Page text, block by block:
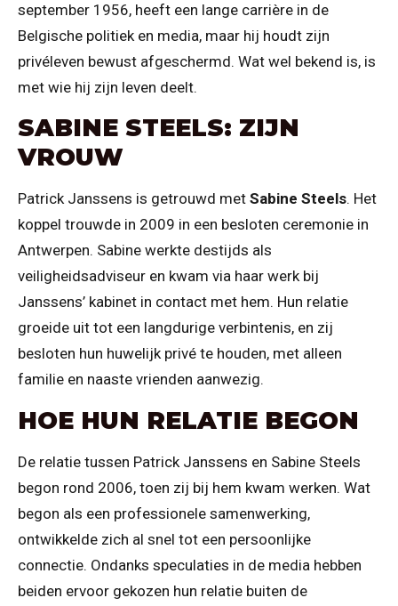
september 1956, heeft een lange carrière in de
Belgische politiek en media, maar hij houdt zijn
privéleven bewust afgeschermd. Wat wel bekend is, is
met wie hij zijn leven deelt.
SABINE STEELS: ZIJN
VROUW
Patrick Janssens is getrouwd met Sabine Steels. Het
koppel trouwde in 2009 in een besloten ceremonie in
Antwerpen. Sabine werkte destijds als
veiligheidsadviseur en kwam via haar werk bij
Janssens’ kabinet in contact met hem. Hun relatie
groeide uit tot een langdurige verbintenis, en zij
besloten hun huwelijk privé te houden, met alleen
familie en naaste vrienden aanwezig.
HOE HUN RELATIE BEGON
De relatie tussen Patrick Janssens en Sabine Steels
begon rond 2006, toen zij bij hem kwam werken. Wat
begon als een professionele samenwerking,
ontwikkelde zich al snel tot een persoonlijke
connectie. Ondanks speculaties in de media hebben
beiden ervoor gekozen hun relatie buiten de